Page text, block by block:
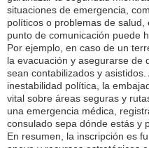
situaciones de emergencia,
políticos o problemas de
punto de comunicación puede
Por ejemplo, en caso de un
la evacuación y asegurarse de
sean contabilizados y
inestabilidad política, la
vital sobre áreas seguras y
una emergencia médica,
consulado sepa dónde estás y
En resumen, la inscripción es